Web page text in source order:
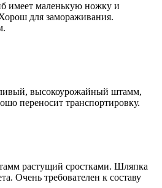
имеет маленькую ножку и
для замораживания.
высокоурожайный штамм,
переносит транспортировку.
растущий сростками. Шляпка
Очень требователен к составу